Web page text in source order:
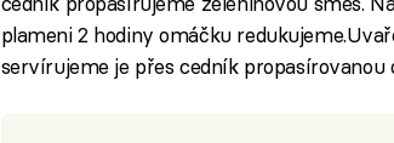
plameni 2 hodiny omáčku
servírujeme je přes cedník propasírovanou